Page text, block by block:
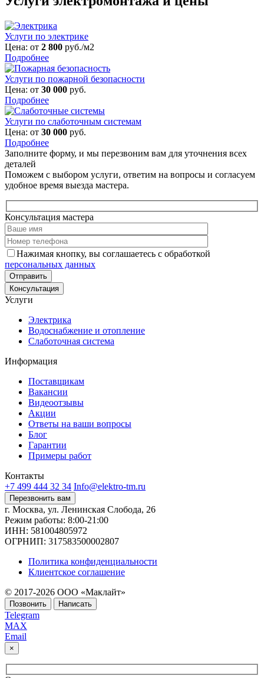
Услуги по электрике
Цена: от 2 800 руб./м2
Подробнее
Услуги по пожарной безопасности
Цена: от 30 000 руб.
Подробнее
Услуги по слаботочным системам
Цена: от 30 000 руб.
Подробнее
Заполните форму, и мы перезвоним вам для уточнения всех
деталей
Поможем с выбором услуги, ответим на вопросы и согласуем
удобное время выезда мастера.
Консультация мастера
Нажимая кнопку, вы соглашаетесь с обработкой
персональных данных
Консультация
Услуги
Электрика
Водоснабжение и отопление
Слаботочная система
Информация
Поставщикам
Вакансии
Видеоотзывы
Акции
Ответы на ваши вопросы
Блог
Гарантии
Примеры работ
Контакты
+7 499 444 32 34 Info@elektro-tm.ru
Перезвонить вам
г. Москва, ул. Ленинская Слобода, 26
Режим работы: 8:00-21:00
ИНН: 581004805972
ОГРНИП: 317583500002807
Политика конфиденциальности
Клиентское соглашение
© 2017-2026 ООО «Маклайт»
Позвонить Написать
Telegram
MAX
Email
×